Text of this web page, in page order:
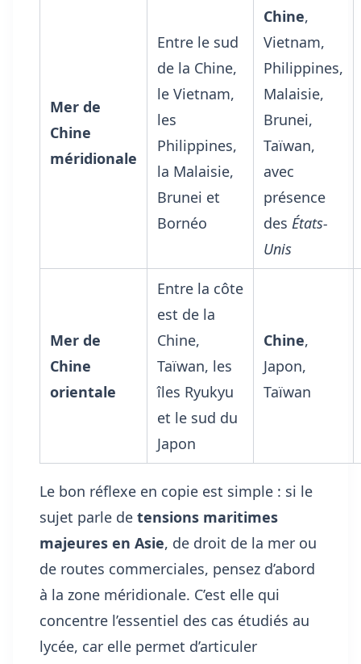
Mer de
Chine
méridionale
Entre le sud
de la Chine,
le Vietnam,
les
Philippines,
la Malaisie,
Brunei et
Bornéo
Chine,
Vietnam,
Philippines,
Malaisie,
Brunei,
Taïwan,
avec
présence
des États-
Unis
Mer de
Chine
orientale
Entre la côte
est de la
Chine,
Taïwan, les
îles Ryukyu
et le sud du
Japon
Chine,
Japon,
Taïwan
Le bon réflexe en copie est simple : si le
sujet parle de tensions maritimes
majeures en Asie, de droit de la mer ou
de routes commerciales, pensez d’abord
à la zone méridionale. C’est elle qui
concentre l’essentiel des cas étudiés au
lycée, car elle permet d’articuler